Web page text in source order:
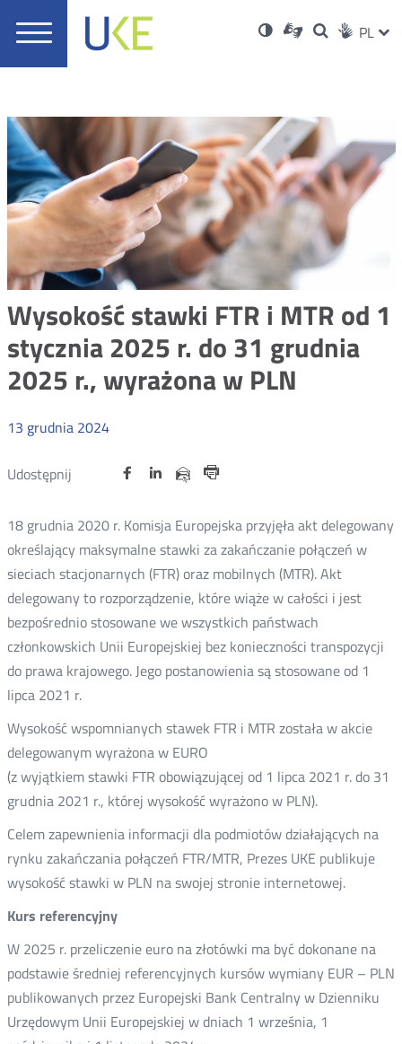
Menu
UKE
Wersja
Dla
niesłyszących
OtwórzInformacje
w
Otwórz
w Social
PL
Wysokość stawki FTR i MTR od 1
stycznia 2025 r. do 31 grudnia
2025 r., wyrażona w PLN
13 grudnia 2024
Udostępnij
Udostępnij
Twitter
Otwórz
oknie
Udostępnij
Facebook
Otwórz
oknie
Udostępnij
Linkedin
Otwórz
oknie
Udostępnij
e-
mail
18 grudnia 2020 r. Komisja Europejska przyjęła akt delegowany
określający maksymalne stawki za zakańczanie połączeń w
sieciach stacjonarnych (FTR) oraz mobilnych (MTR). Akt
delegowany to rozporządzenie, które wiąże w całości i jest
bezpośrednio stosowane we wszystkich państwach
członkowskich Unii Europejskiej bez konieczności transpozycji
do prawa krajowego. Jego postanowienia są stosowane od 1
lipca 2021 r.
Wysokość wspomnianych stawek FTR i MTR została w akcie
delegowanym wyrażona w EURO
(z wyjątkiem stawki FTR obowiązującej od 1 lipca 2021 r. do 31
grudnia 2021 r., której wysokość wyrażono w PLN).
Celem zapewnienia informacji dla podmiotów działających na
rynku zakańczania połączeń FTR/MTR, Prezes UKE publikuje
wysokość stawki w PLN na swojej stronie internetowej.
Kurs referencyjny
W 2025 r. przeliczenie euro na złotówki ma być dokonane na
podstawie średniej referencyjnych kursów wymiany EUR – PLN
publikowanych przez Europejski Bank Centralny w Dzienniku
Urzędowym Unii Europejskiej w dniach 1 września, 1